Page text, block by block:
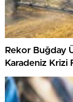
Rekor Buğday
Karadeniz Krizi